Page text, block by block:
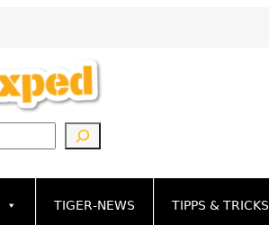
TIGER-NEWS TIPPS & TRICKS